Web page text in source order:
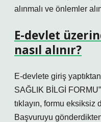
alınmalı ve önlemler
E-devlet
nasıl alınır?
E-devlete giriş
SAĞLIK BİLGİ
tıklayın, formu eksiksiz
Başvuruyu